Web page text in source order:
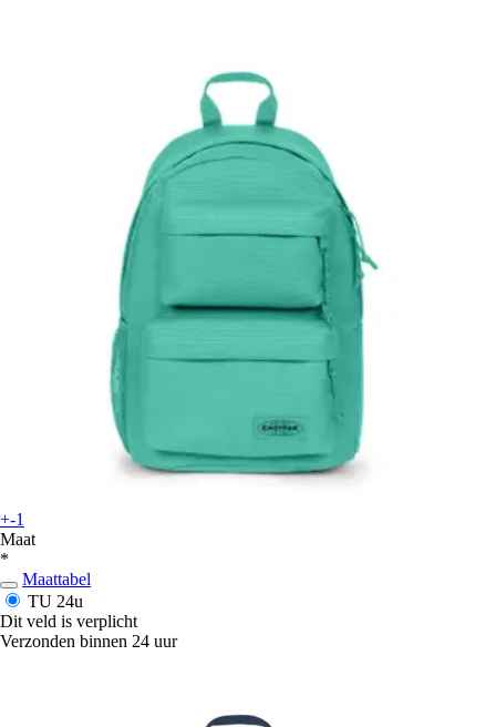
+-1
Maat
*
Maattabel
TU 24u
Dit veld is verplicht
Verzonden binnen 24 uur